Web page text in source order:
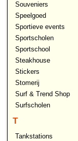
Souveniers
Speelgoed
Sportieve events
Sportscholen
Sportschool
Steakhouse
Stickers
Stomerij
Surf & Trend Shop
Surfscholen
T
Tankstations